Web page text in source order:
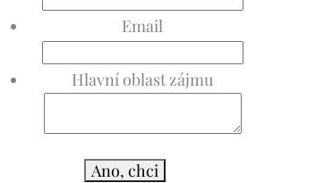
Email
Hlavní oblast zájmu
Ano, chci